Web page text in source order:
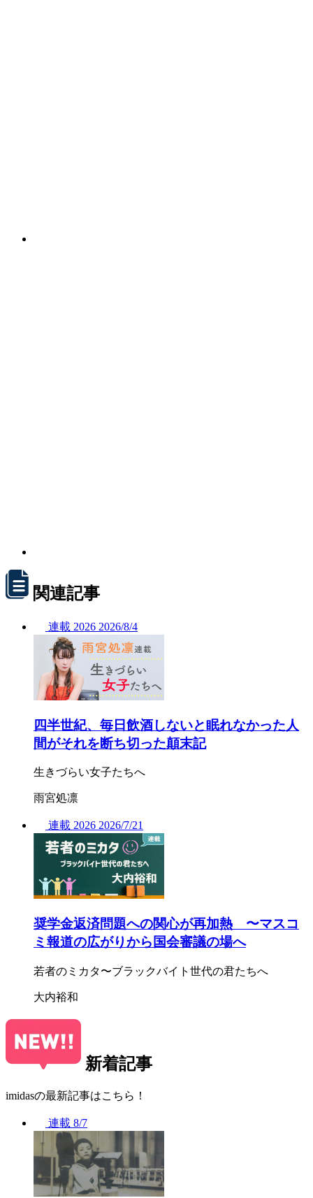
関連記事
連載 2026 2026/8/4
四半世紀、毎日飲酒しないと眠れなかった人
間がそれを断ち切った顛末記
生きづらい女子たちへ
雨宮処凛
連載 2026 2026/7/21
奨学金返済問題への関心が再加熱 〜マスコ
ミ報道の広がりから国会審議の場へ
若者のミカタ〜ブラックバイト世代の君たちへ
大内裕和
新着記事
imidasの最新記事はこちら！
連載 8/7